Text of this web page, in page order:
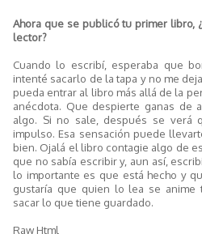
Ahora que se publicó tu primer libro,
lector?
Cuando lo escribí, esperaba que
intenté sacarlo de la tapa y no me
pueda entrar al libro más allá de la
anécdota. Que despierte ganas de
algo. Si no sale, después se verá
impulso. Esa sensación puede
bien. Ojalá el libro contagie algo de
que no sabía escribir y, aun así,
lo importante es que está hecho y
gustaría que quien lo lea se
sacar lo que tiene guardado.
Raw Html